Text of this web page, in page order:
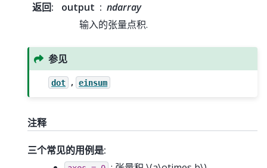
返回: output
ndarray
输入的张量点积.
参见
dot , einsum
注释
三个常见的用例是: